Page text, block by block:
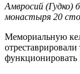
Амвросий (Гудко)
монастыря 20
Мемориальную
функционировать